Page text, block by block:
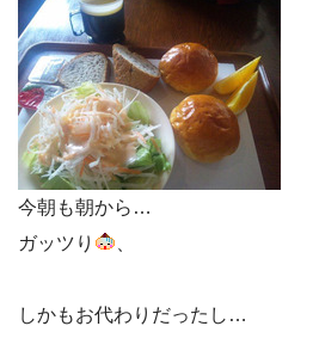
今朝も朝から…
ガッツり
しかもお代わりだったし…